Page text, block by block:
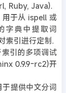
Ruby, Java).
于从 ispell 或
字典中提取词
索引进行定制.
引的多项调试
0.9.9-rc2)开
提供中文分词